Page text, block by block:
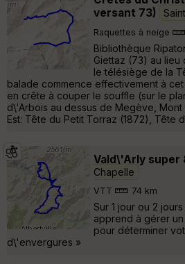
versant 73)
Raquettes à neige
Bibliothèque
Giettaz (73) au lieu
le télésiège de la
balade commence effectivement à
en crête à couper le souffle (sur le
d\'Arbois au dessus de Megève, Mont
Est: Tête du Petit Torraz (1872), Tête
Vald\'Arly super
Chapelle
VTT 74 km
Sur 1 jour ou 2
apprend à gérer
pour déterminer
d\'envergures »